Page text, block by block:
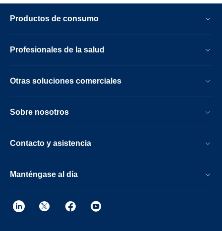
Productos de consumo
Profesionales de la salud
Otras soluciones comerciales
Sobre nosotros
Contacto y asistencia
Manténgase al día